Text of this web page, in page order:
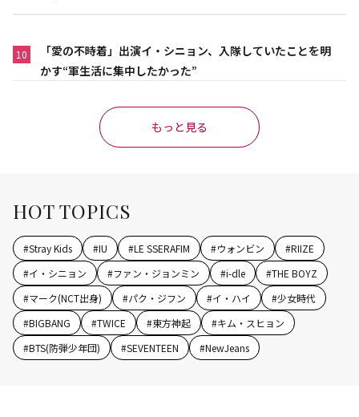
10
「愛の不時着」出演イ・シニョン、入隊していたことを明
かす“軍生活に集中したかった”
もっと見る
HOT TOPICS
#Stray Kids #IU #LE SSERAFIM #ウォンビン #RIIZE
#イ・シニョン #ファン・ジョンミン #i-dle #THE BOYZ
#マーク(NCT出身) #パク・ジフン #イ・ハイ #少女時代
#BIGBANG #TWICE #東方神起 #キム・スヒョン
#BTS(防弾少年団) #SEVENTEEN #NewJeans